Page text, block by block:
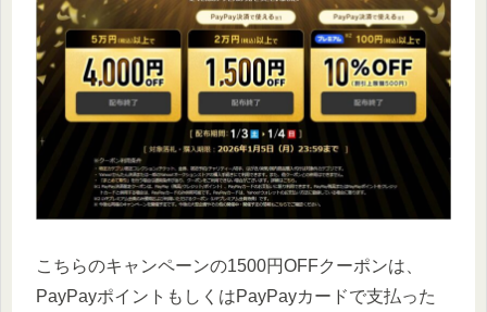
こちらのキャンペーンの1500円OFFクーポンは、
PayPayポイントもしくはPayPayカードで支払った